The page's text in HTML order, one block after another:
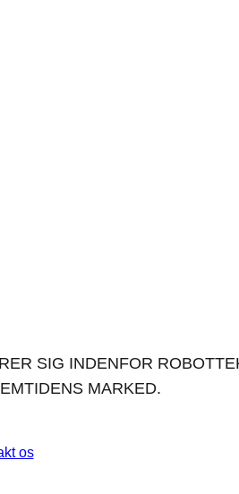
SIG INDENFOR
MARKED.
os